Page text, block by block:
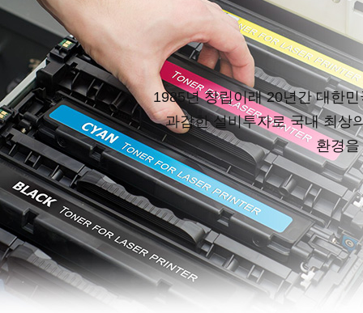
1985년 창립이래 20년간 대한
과감한 설비투자로 국내 최상
환경